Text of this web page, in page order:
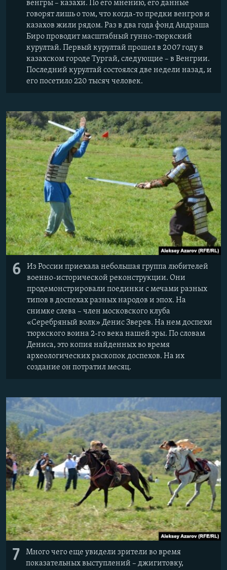
венгры – казахи. По его мнению, его данные
говорят лишь о том, что когда-то предки венгров и
казахов жили рядом. Раз в два года фонд Андраша
Биро проводит масштабный гунно-тюркский
курултай. Первый курултай прошел в 2007 году в
казахском городе Тургай, следующие – в Венгрии.
Последний курултай состоялся две недели назад, и
его посетило 220 тысяч человек.
6
Из России приехала небольшая группа любителей
военно-исторической реконструкции. Они
продемонстрировали поединки с мечами разных
типов в доспехах разных народов и эпох. На
снимке слева – член московского клуба
«Серебряный волк» Денис Зверев. На нем доспехи
тюркского воина 2-го века нашей эры. По словам
Дениса, это копия найденных во время
археологических раскопок доспехов. На их
создание он потратил месяц.
7
Много чего еще увидели зрители во время
показательных выступлений – джигитовку,